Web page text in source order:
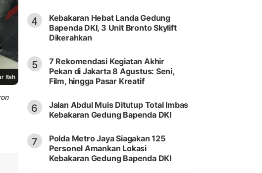
Itah
4
Kebakaran Hebat Landa Gedung
Bapenda DKI, 3 Unit Bronto Skylift
Dikerahkan
5
7 Rekomendasi Kegiatan Akhir
Pekan di Jakarta 8 Agustus: Seni,
Film, hingga Pasar Kreatif
6
Jalan Abdul Muis Ditutup Total Imbas
Kebakaran Gedung Bapenda DKI
7
Polda Metro Jaya Siagakan 125
Personel Amankan Lokasi
Kebakaran Gedung Bapenda DKI